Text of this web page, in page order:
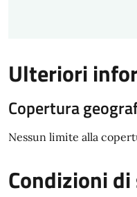
Ulteriori
Copertura
Nessun limite alla
Condizioni